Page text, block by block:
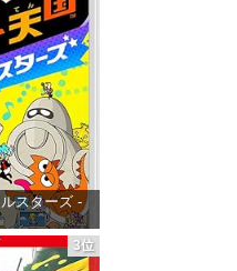
スターズ -
価格：¥5,645
3位